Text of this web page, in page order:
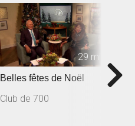
29 min
Belles fêtes de Noël
Club de 700